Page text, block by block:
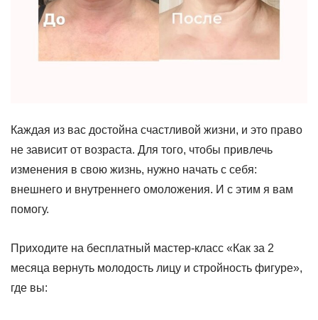
Каждая из вас достойна счастливой жизни, и это право
не зависит от возраста. Для того, чтобы привлечь
изменения в свою жизнь, нужно начать с себя:
внешнего и внутреннего омоложения. И с этим я вам
помогу.
Приходите на бесплатный мастер-класс «Как за 2
месяца вернуть молодость лицу и стройность фигуре»,
где вы: